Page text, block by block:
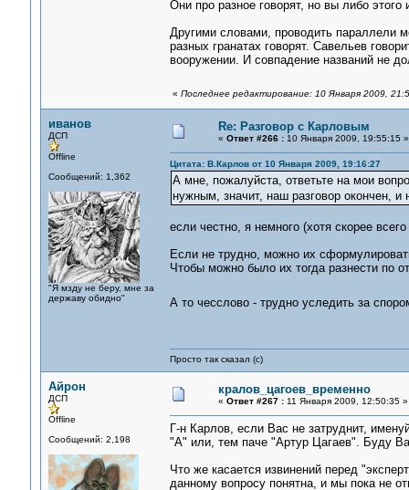
Они про разное говорят, но вы либо
Другими словами, проводить параллели
разных гранатах говорят. Савельев
вооружении. И совпадение названий не
« Последнее редактирование: 10 Января 2009,
иванов
ДСП
Offline
Сообщений: 1,362
"Я мзду не беру, мне за
державу обидно"
Re: Разговор с Карловым
« Ответ #266 :10 Января 2009, 19:55:15 »
Цитата: В.Карлов от 10 Января 2009, 19:16:27
А мне, пожалуйста, ответьте на мои
нужным, значит, наш разговор окончен, и
если честно, я немного (хотя скорее
Если не трудно, можно их
Чтобы можно было их тогда разнести по
А то чесслово - трудно уследить за
Просто так сказал (с)
Айрон
ДСП
Offline
Сообщений: 2,198
кралов_цагоев_временно
« Ответ #267 :11 Января 2009, 12:50:35 »
Г-н Карлов, если Вас не затруднит,
"А" или, тем паче "Артур Цагаев". Буду
Что же касается извинений перед
данному вопросу понятна, и мы пока не